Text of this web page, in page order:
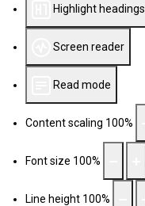
Highlight headings
Screen reader
Read mode
Content scaling 100%
Font size 100%
Line height 100%